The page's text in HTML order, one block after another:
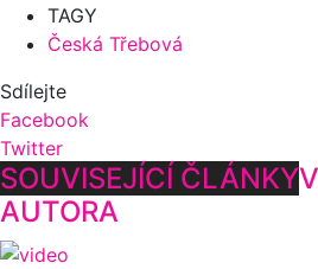
TAGY
Česká Třebová
Sdílejte
Facebook
Twitter
SOUVISEJÍCÍ ČLÁNKY
AUTORA